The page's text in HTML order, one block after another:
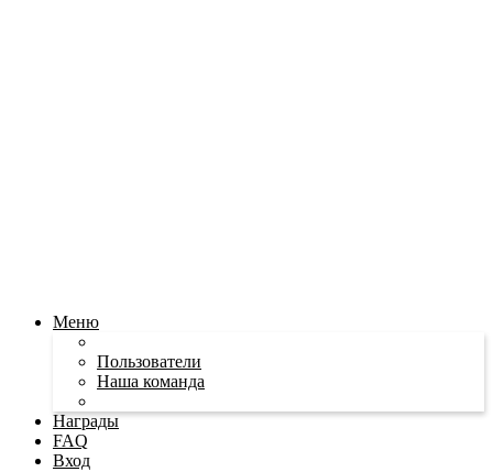
Меню
Пользователи
Наша команда
Награды
FAQ
Вход